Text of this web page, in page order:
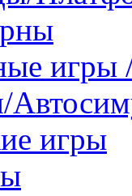
игры
игры